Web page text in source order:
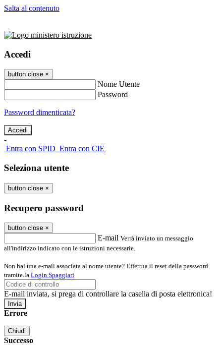
Salta al contenuto
Accedi
button close ×
Nome Utente
Password
Password dimenticata?
-
Entra con SPID Entra con CIE
Seleziona utente
button close ×
Recupero password
button close ×
E-mail Verrà inviato un messaggio
all'indirizzo indicato con le istruzioni necessarie.
Non hai una e-mail associata al nome utente? Effettua il reset della password
tramite la Login Spaggiari
E-mail inviata, si prega di controllare la casella di posta elettronica!
Errore
Chiudi
Successo